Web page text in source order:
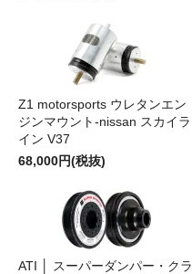
Z1 motorsports ウレタンエン
ジンマウント-nissan スカイラ
イン V37
68,000円(税抜)
ATI │ スーパーダンパー・クラ